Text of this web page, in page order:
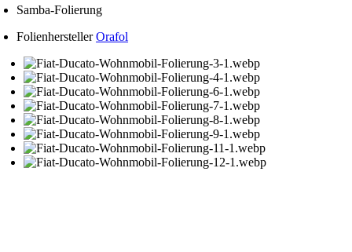
Samba-Folierung
FolienherstellerOrafol